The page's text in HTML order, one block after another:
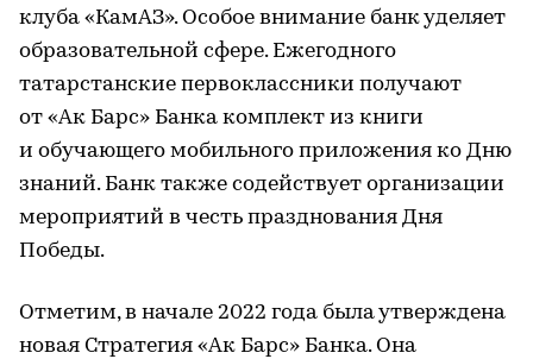
клуба «КамАЗ». Особое внимание банк уделяет
образовательной сфере. Ежегодного
татарстанские первоклассники получают
от «Ак Барс» Банка комплект из книги
и обучающего мобильного приложения ко Дню
знаний. Банк также содействует организации
мероприятий в честь празднования Дня
Победы.
Отметим, в начале 2022 года была утверждена
новая Стратегия «Ак Барс» Банка. Она